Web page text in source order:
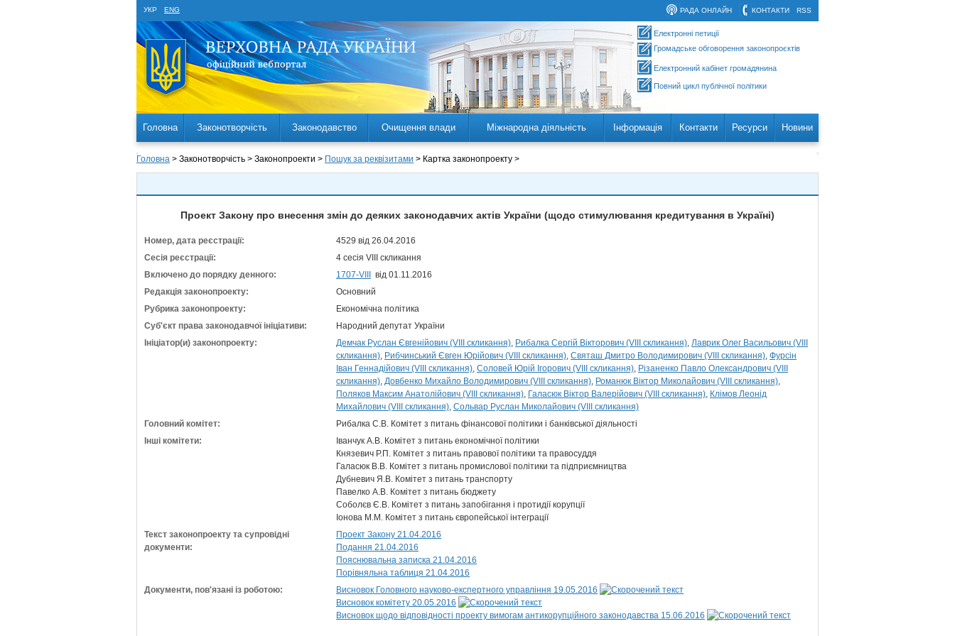
УКР ENG RSS
КОНТАКТИ
РАДА ОНЛАЙН
Електронні петиції
Громадське обговорення законопроєктів
Електронний кабінет громадянина
Повний цикл публічної політики
Головна Законотворчість Законодавство Очищення влади Міжнародна діяльність Інформація Контакти Ресурси Новини
Головна > Законотворчість > Законопроекти > Пошук за реквізитами > Картка законопроекту >
Проект Закону про внесення змін до деяких законодавчих актів України (щодо стимулювання кредитування в Україні)
Номер, дата реєстрації:
4529 від 26.04.2016
Сесія реєстрації:
4 сесія VIII скликання
Включено до порядку денного:
1707-VIII
від 01.11.2016
Редакція законопроекту:
Основний
Рубрика законопроекту:
Економічна політика
Суб'єкт права законодавчої ініціативи:
Народний депутат України
Ініціатор(и) законопроекту:
Демчак Руслан Євгенійович (VIII скликання) Рибалка Сергій Вікторович (VIII скликання) Лаврик Олег Васильович (VIII
скликання) Рибчинський Євген Юрійович (VIII скликання) Святаш Дмитро Володимирович (VIII скликання) Фурсін
Іван Геннадійович (VIII скликання) Соловей Юрій Ігорович (VIII скликання) Різаненко Павло Олександрович (VIII
скликання) Довбенко Михайло Володимирович (VIII скликання) Романюк Віктор Миколайович (VIII скликання)
Поляков Максим Анатолійович (VIII скликання) Галасюк Віктор Валерійович (VIII скликання) Клімов Леонід
Михайлович (VIII скликання) Сольвар Руслан Миколайович (VIII скликання)
Головний комітет:
Рибалка С.В. Комітет з питань фінансової політики і банківської діяльності
Інші комітети:
Іванчук А.В. Комітет з питань економічної політики
Князевич Р.П. Комітет з питань правової політики та правосуддя
Галасюк В.В. Комітет з питань промислової політики та підприємництва
Дубневич Я.В. Комітет з питань транспорту
Павелко А.В. Комітет з питань бюджету
Соболєв Є.В. Комітет з питань запобігання і протидії корупції
Іонова М.М. Комітет з питань європейської інтеграції
Текст законопроекту та супровідні
документи:
Проект Закону 21.04.2016
Подання 21.04.2016
Пояснювальна записка 21.04.2016
Порівняльна таблиця 21.04.2016
Документи, пов'язані із роботою:
Висновок Головного науково-експертного управління 19.05.2016
Висновок комітету 20.05.2016
Висновок щодо відповідності проекту вимогам антикорупційного законодавства 15.06.2016